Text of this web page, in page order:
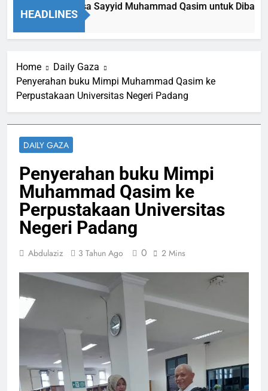
HEADLINES
Diki Memaksa Sayyid Muhammad Qasim untuk Dibaiat di
Jam Ago
Home
Daily Gaza
Penyerahan buku Mimpi Muhammad Qasim ke
Perpustakaan Universitas Negeri Padang
DAILY GAZA
Penyerahan buku Mimpi
Muhammad Qasim ke
Perpustakaan Universitas
Negeri Padang
Abdulaziz 3 Tahun Ago 0 2 Mins